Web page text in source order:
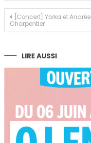
Navigation
de
l’article
[Concert] Yorka et Andrée
Charpentier
LIRE AUSSI